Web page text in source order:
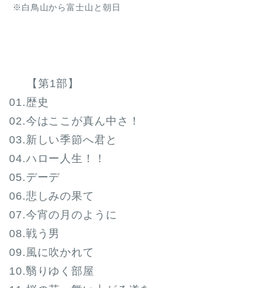
※白鳥山から富士山と朝日
【第1部】
01.歴史
02.今はここが真ん中さ！
03.新しい季節へ君と
04.ハロー人生！！
05.デーデ
06.悲しみの果て
07.今宵の月のように
08.戦う男
09.風に吹かれて
10.翳りゆく部屋